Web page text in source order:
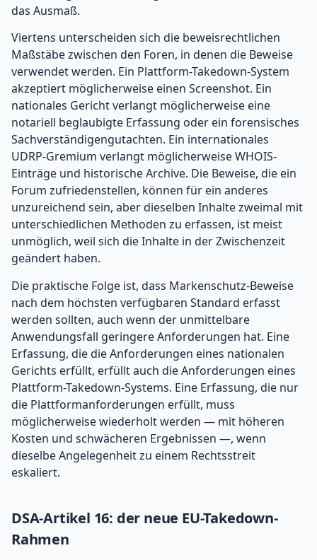
das Ausmaß.
Viertens unterscheiden sich die beweisrechtlichen
Maßstäbe zwischen den Foren, in denen die Beweise
verwendet werden. Ein Plattform-Takedown-System
akzeptiert möglicherweise einen Screenshot. Ein
nationales Gericht verlangt möglicherweise eine
notariell beglaubigte Erfassung oder ein forensisches
Sachverständigengutachten. Ein internationales
UDRP-Gremium verlangt möglicherweise WHOIS-
Einträge und historische Archive. Die Beweise, die ein
Forum zufriedenstellen, können für ein anderes
unzureichend sein, aber dieselben Inhalte zweimal mit
unterschiedlichen Methoden zu erfassen, ist meist
unmöglich, weil sich die Inhalte in der Zwischenzeit
geändert haben.
Die praktische Folge ist, dass Markenschutz-Beweise
nach dem höchsten verfügbaren Standard erfasst
werden sollten, auch wenn der unmittelbare
Anwendungsfall geringere Anforderungen hat. Eine
Erfassung, die die Anforderungen eines nationalen
Gerichts erfüllt, erfüllt auch die Anforderungen eines
Plattform-Takedown-Systems. Eine Erfassung, die nur
die Plattformanforderungen erfüllt, muss
möglicherweise wiederholt werden — mit höheren
Kosten und schwächeren Ergebnissen —, wenn
dieselbe Angelegenheit zu einem Rechtsstreit
eskaliert.
DSA-Artikel 16: der neue EU-Takedown-
Rahmen